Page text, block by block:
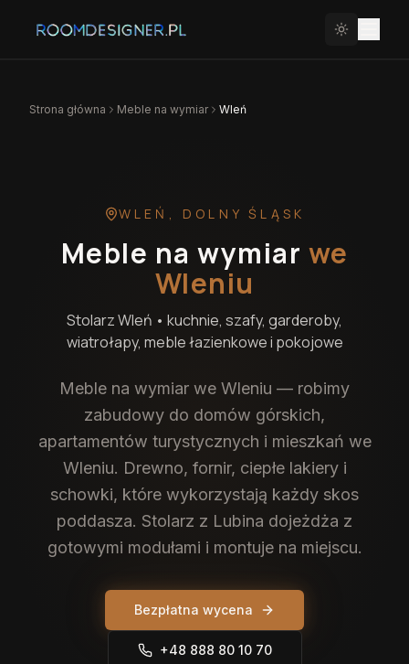
Strona główna Meble na wymiar Wleń
WLEŃ , DOLNY ŚLĄSK
Meble na wymiar we
Wleniu
StolarzWleń • kuchnie, szafy, garderoby,
wiatrołapy, meble łazienkowe i pokojowe
Meble na wymiar we Wleniu — robimy
zabudowy do domów górskich,
apartamentów turystycznych i mieszkań we
Wleniu. Drewno, fornir, ciepłe lakiery i
schowki, które wykorzystają każdy skos
poddasza. Stolarz z Lubina dojeżdża z
gotowymi modułami i montuje na miejscu.
Bezpłatna wycena
+48 888 80 10 70